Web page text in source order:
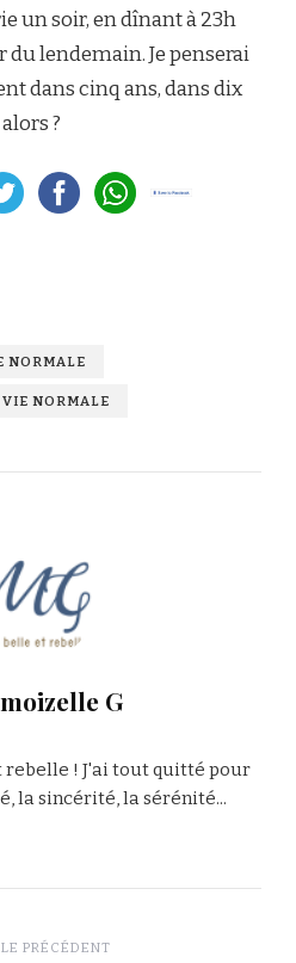
un soir, en dînant à 23h
lendemain. Je penserai
dans cinq ans, dans dix
?
NORMALE
VIE NORMALE
G
rebelle ! J'ai tout quitté pour
la sincérité, la sérénité...
PRÉCÉDENT